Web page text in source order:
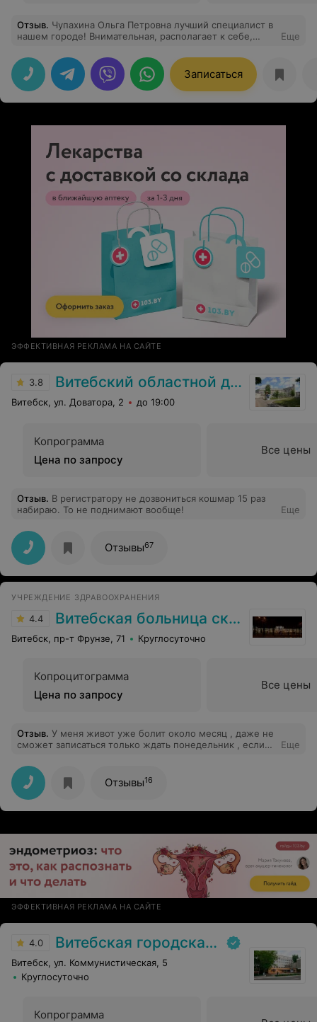
Отзыв. Чупахина Ольга Петровна лучший специалист в
нашем городе! Внимательная, располагает к себе,
отвечает на мои вопросы. Спасибо!
Еще
Записаться
ЭФФЕКТИВНАЯ РЕКЛАМА НА САЙТЕ
3.8 Витебский областной диагностический центр
Витебск, ул. Доватора, 2 до 19:00
Копрограмма
Цена по запросу
Все цены
Отзыв. В регистратору не дозвониться кошмар 15 раз
набираю. То не поднимают вообще!
Еще
Отзывы67
УЧРЕЖДЕНИЕ ЗДРАВООХРАНЕНИЯ
4.4 Витебская больница скорой помощи
Витебск, пр-т Фрунзе, 71 Круглосуточно
Копроцитограмма
Цена по запросу
Все цены
Отзыв. У меня живот уже болит около месяц , даже не
сможет записаться только ждать понедельник , если
Еще
Отзывы16
ЭФФЕКТИВНАЯ РЕКЛАМА НА САЙТЕ
4.0 Витебская городская клиническая больница №1
Витебск, ул. Коммунистическая, 5
Круглосуточно
Копрограмма